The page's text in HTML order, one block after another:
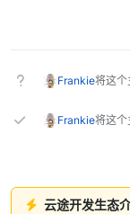
Frankie将这个
Frankie将这个
云途开发生态